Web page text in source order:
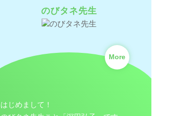
のびタネ先生
More
はじめまして！